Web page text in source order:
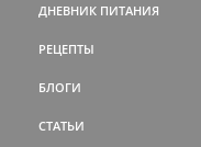
ДНЕВНИК ПИТАНИЯ
РЕЦЕПТЫ
БЛОГИ
СТАТЬИ